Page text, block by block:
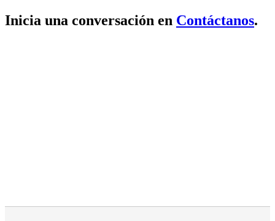
Inicia una conversación en Contáctanos.